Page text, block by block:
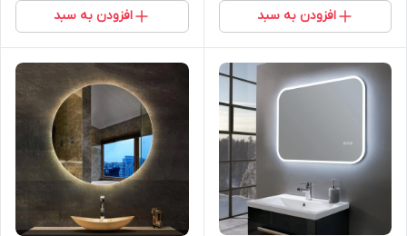
بهداشتی و اینه کنسول سری
sm کپی
افزودن به سبد
بالای کنسول سری smافزودن به سبد